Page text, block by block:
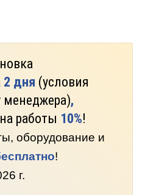
2 дня (условия
менеджера),
на работы 10%!
оборудование и
!
г.